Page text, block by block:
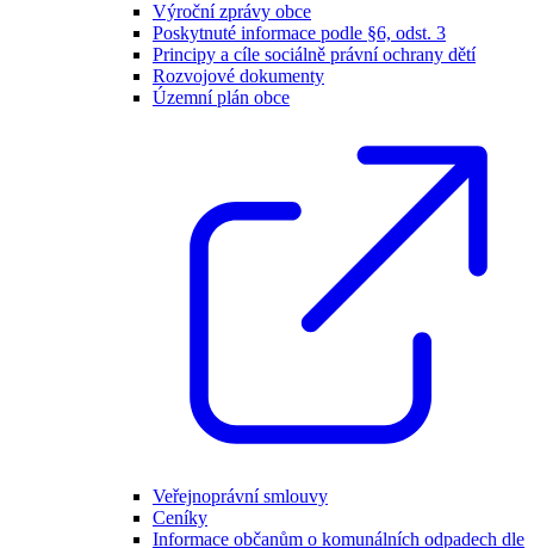
Výroční zprávy obce
Poskytnuté informace podle §6, odst. 3
Principy a cíle sociálně právní ochrany dětí
Rozvojové dokumenty
Územní plán obce
Veřejnoprávní smlouvy
Ceníky
Informace občanům o komunálních odpadech dle